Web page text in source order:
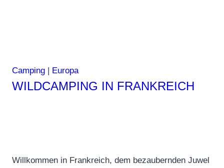
Camping | Europa
WILDCAMPING IN FRANKREICH
Willkommen in Frankreich, dem bezaubernden Juwel